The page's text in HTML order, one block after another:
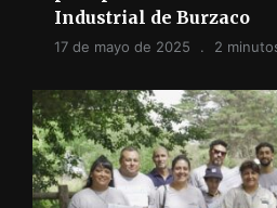
Industrial de Burzaco
17 de mayo de 2025 2